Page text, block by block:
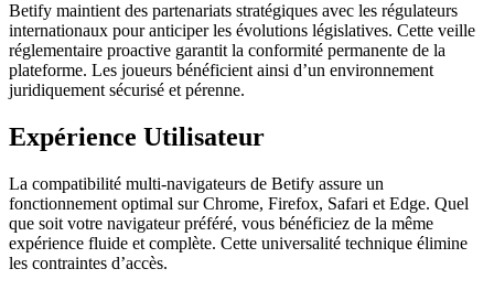
Betify maintient des partenariats stratégiques avec les régulateurs
internationaux pour anticiper les évolutions législatives. Cette veille
réglementaire proactive garantit la conformité permanente de la
plateforme. Les joueurs bénéficient ainsi d’un environnement
juridiquement sécurisé et pérenne.
Expérience Utilisateur
La compatibilité multi-navigateurs de Betify assure un
fonctionnement optimal sur Chrome, Firefox, Safari et Edge. Quel
que soit votre navigateur préféré, vous bénéficiez de la même
expérience fluide et complète. Cette universalité technique élimine
les contraintes d’accès.